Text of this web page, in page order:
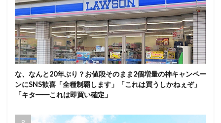
な、なんと20年ぶり？お値段そのまま2個増量の神キャンペー
ンにSNS歓喜「全種制覇します」「これは買うしかねぇぞ」
「キタ━━これは即買い確定」